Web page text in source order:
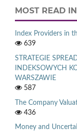
MOST READ
Index Providers in
639
STRATEGIE
INDEKSOWYCH
WARSZAWIE
587
The Company
436
Money and